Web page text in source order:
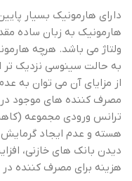
دارای هارمونیک بسیار
هارمونیک به زبان ساده
ولتاژ می باشد. هرچه
به حالت سینوسی نزدیک
از مزایای آن می توان به
مصرف کننده های موجود
ترانس ورودی مجموعه
هسته و عدم ایجاد
دیدن بانک های خازنی،
هزینه برای مصرف کننده